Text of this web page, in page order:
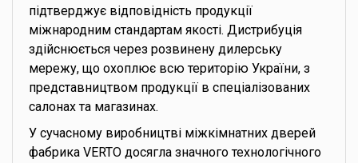
підтверджує відповідність продукції
міжнародним стандартам якості. Дистрибуція
здійснюється через розвинену дилерську
мережу, що охоплює всю територію України, з
представництвом продукції в спеціалізованих
салонах та магазинах.
У сучасному виробництві міжкімнатних дверей
фабрика VERTO досягла значного технологічного